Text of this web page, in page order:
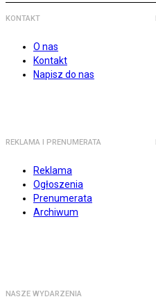
KONTAKT
O nas
Kontakt
Napisz do nas
REKLAMA I PRENUMERATA
Reklama
Ogłoszenia
Prenumerata
Archiwum
NASZE WYDARZENIA